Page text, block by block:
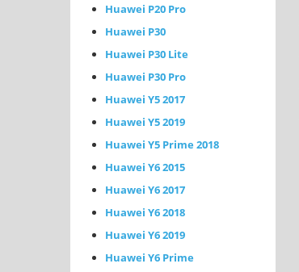
Huawei P20 Pro
Huawei P30
Huawei P30 Lite
Huawei P30 Pro
Huawei Y5 2017
Huawei Y5 2019
Huawei Y5 Prime 2018
Huawei Y6 2015
Huawei Y6 2017
Huawei Y6 2018
Huawei Y6 2019
Huawei Y6 Prime